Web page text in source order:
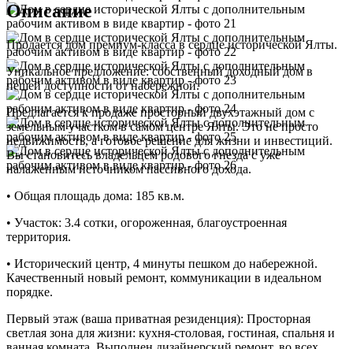
Описание
Продается дом премиум-класса в сердце исторической Ялты.
Уникальное предложение: собственный доходный дом в
пешей доступности от набережной.
Предлагается к продаже просторный двухэтажный дом с
земельным участком в самом центре Ялты. Это не просто
недвижимость, а готовое решение для жизни и инвестиций.
Вы становитесь владельцем родового гнезда с уже
налаженным источником пассивного дохода.
• Общая площадь дома: 185 кв.м.
• Участок: 3.4 сотки, огороженная, благоустроенная
территория.
• Исторический центр, 4 минуты пешком до набережной.
Качественный новый ремонт, коммуникации в идеальном
порядке.
Первый этаж (ваша приватная резиденция): Просторная
светлая зона для жизни: кухня-столовая, гостиная, спальня и